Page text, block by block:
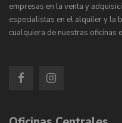
empresas en la venta y
especialistas en el alquiler y la
cualquiera de nuestras oficinas